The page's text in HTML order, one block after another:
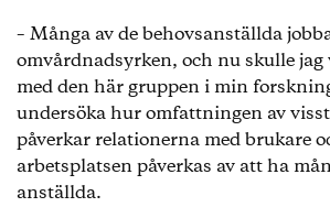
– Många av de behovsanställda
omvårdnadsyrken, och nu skulle jag
med den här gruppen i min
undersöka hur omfattningen av
påverkar relationerna med brukare
arbetsplatsen påverkas av att ha
anställda.